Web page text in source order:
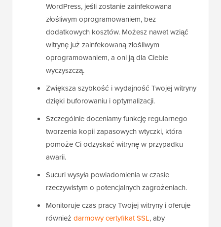
WordPress, jeśli zostanie zainfekowana
złośliwym oprogramowaniem, bez
dodatkowych kosztów. Możesz nawet wziąć
witrynę już zainfekowaną złośliwym
oprogramowaniem, a oni ją dla Ciebie
wyczyszczą.
Zwiększa szybkość i wydajność Twojej witryny
dzięki buforowaniu i optymalizacji.
Szczególnie doceniamy funkcję regularnego
tworzenia kopii zapasowych wtyczki, która
pomoże Ci odzyskać witrynę w przypadku
awarii.
Sucuri wysyła powiadomienia w czasie
rzeczywistym o potencjalnych zagrożeniach.
Monitoruje czas pracy Twojej witryny i oferuje
również darmowy certyfikat SSL, aby